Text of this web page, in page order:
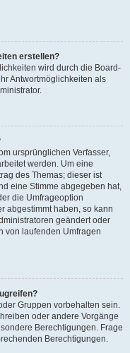
erstellen?
wird durch die Board-
Antwortmöglichkeiten als
ursprünglichen Verfasser,
werden. Um eine
des Themas; dieser ist
eine Stimme abgegeben hat,
die Umfrageoption
abgestimmt haben, so kann
geändert oder
von laufenden Umfragen
Gruppen vorbehalten sein.
oder andere Vorgänge
Berechtigungen. Frage
Berechtigungen.